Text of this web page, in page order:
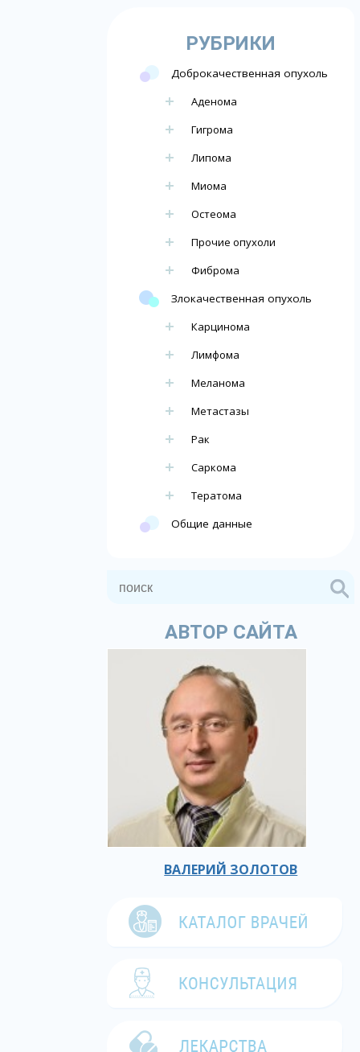
РУБРИКИ
Доброкачественная опухоль
Аденома
Гигрома
Липома
Миома
Остеома
Прочие опухоли
Фиброма
Злокачественная опухоль
Карцинома
Лимфома
Меланома
Метастазы
Рак
Саркома
Тератома
Общие данные
АВТОР САЙТА
ВАЛЕРИЙ ЗОЛОТОВ